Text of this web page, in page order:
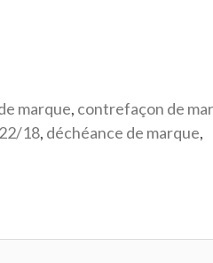
marque, contrefaçon de
18, déchéance de marque,